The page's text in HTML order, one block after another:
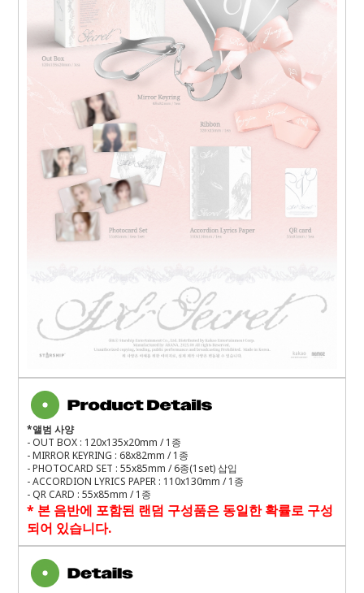
*앨범 사양
- OUT BOX : 120x135x20mm / 1 종
- MIRROR KEYRING : 68x82mm / 1 종
- PHOTOCARD SET : 55x85mm / 6종(1set)삽입
- ACCORDION LYRICS PAPER : 110x130mm / 1 종
- QR CARD : 55x85mm / 1 종
* 본 음반에 포함된 랜덤 구성품은 동일한 확률로 구성
되어 있습니다.